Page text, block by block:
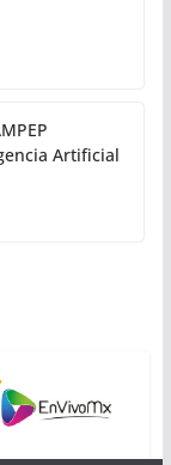
Artificial